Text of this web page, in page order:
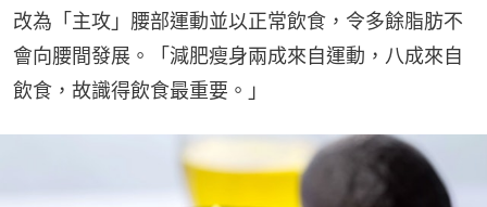
改為「主攻」腰部運動並以正常飲食，令多餘脂肪不
會向腰間發展。「減肥瘦身兩成來自運動，八成來自
飲食，故識得飲食最重要。」